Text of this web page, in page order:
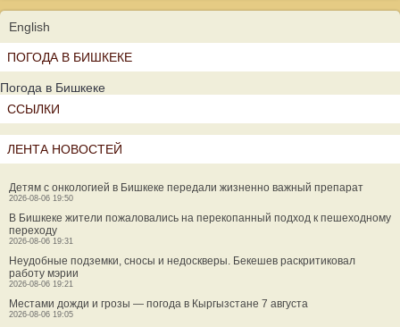
English
ПОГОДА В БИШКЕКЕ
Погода в Бишкеке
ССЫЛКИ
ЛЕНТА НОВОСТЕЙ
Детям с онкологией в Бишкеке передали жизненно важный препарат
2026-08-06 19:50
В Бишкеке жители пожаловались на перекопанный подход к пешеходному
переходу
2026-08-06 19:31
Неудобные подземки, сносы и недоскверы. Бекешев раскритиковал
работу мэрии
2026-08-06 19:21
Местами дожди и грозы — погода в Кыргызстане 7 августа
2026-08-06 19:05